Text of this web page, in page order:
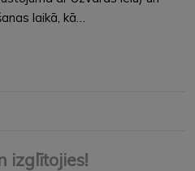
laikā, kā…
izglītojies!